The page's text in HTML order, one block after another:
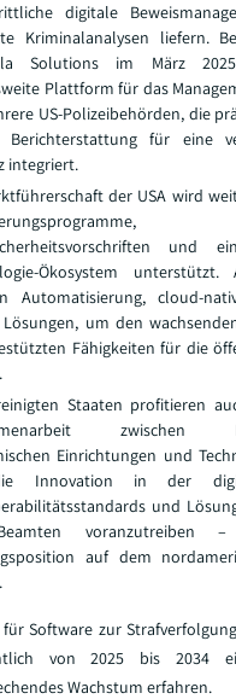
digitale
Kriminalanalysen liefern.
Solutions im März
Plattform für das
US-Polizeibehörden, die
Berichterstattung für eine
integriert.
der USA wird
und
Ökosystem unterstützt.
Automatisierung, cloud-
um den
Fähigkeiten für die
Staaten profitieren
zwischen
Einrichtungen und
Innovation in der
und
auf dem
Software zur
von 2025 bis 2034
Wachstum erfahren.